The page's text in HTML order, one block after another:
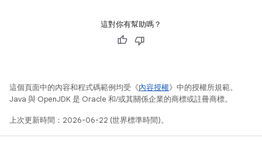
這對你有幫助嗎？
這個頁面中的內容和程式碼範例均受《內容授權》中的授權所規範。
Java 與 OpenJDK 是 Oracle 和/或其關係企業的商標或註冊商標。
上次更新時間：2026-06-22 (世界標準時間)。